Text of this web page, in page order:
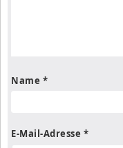
Name *
E-Mail-Adresse *